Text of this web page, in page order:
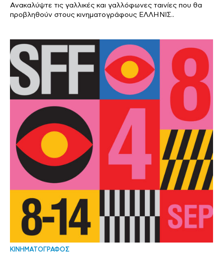
Ανακαλύψτε τις γαλλικές και γαλλόφωνες ταινίες που θα
προβληθούν στους κινηματογράφους ΕΛΛΗΝΙΣ..
ΚΙΝΗΜΑΤΟΓΡΑΦΟΣ